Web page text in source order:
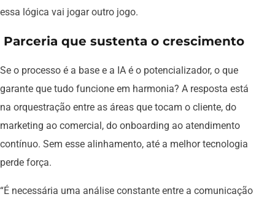
essa lógica vai jogar outro jogo.
Parceria que sustenta o crescimento
Se o processo é a base e a IA é o potencializador, o que
garante que tudo funcione em harmonia? A resposta está
na orquestração entre as áreas que tocam o cliente, do
marketing ao comercial, do onboarding ao atendimento
contínuo. Sem esse alinhamento, até a melhor tecnologia
perde força.
“É necessária uma análise constante entre a comunicação